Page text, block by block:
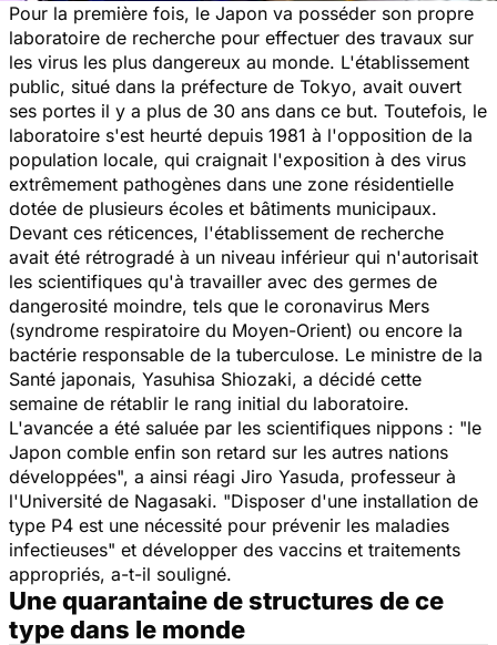
Pour la première fois, le Japon va posséder son propre
laboratoire de recherche pour effectuer des travaux sur
les virus les plus dangereux au monde. L'établissement
public, situé dans la préfecture de Tokyo, avait ouvert
ses portes il y a plus de 30 ans dans ce but. Toutefois, le
laboratoire s'est heurté depuis 1981 à l'opposition de la
population locale, qui craignait l'exposition à des virus
extrêmement pathogènes dans une zone résidentielle
dotée de plusieurs écoles et bâtiments municipaux.
Devant ces réticences, l'établissement de recherche
avait été rétrogradé à un niveau inférieur qui n'autorisait
les scientifiques qu'à travailler avec des germes de
dangerosité moindre, tels que le coronavirus Mers
(syndrome respiratoire du Moyen-Orient) ou encore la
bactérie responsable de la tuberculose. Le ministre de la
Santé japonais, Yasuhisa Shiozaki, a décidé cette
semaine de rétablir le rang initial du laboratoire.
L'avancée a été saluée par les scientifiques nippons : "le
Japon comble enfin son retard sur les autres nations
développées", a ainsi réagi Jiro Yasuda, professeur à
l'Université de Nagasaki. "Disposer d'une installation de
type P4 est une nécessité pour prévenir les maladies
infectieuses" et développer des vaccins et traitements
appropriés, a-t-il souligné.
Une quarantaine de structures de ce
type dans le monde